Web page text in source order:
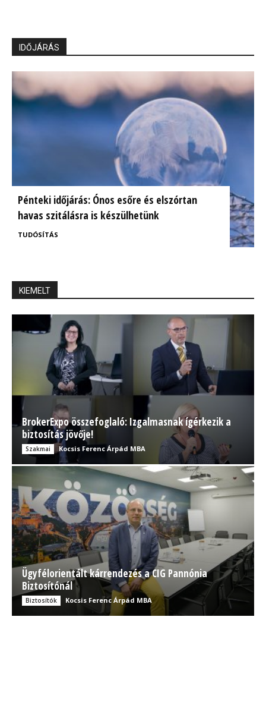
IDŐJÁRÁS
Pénteki időjárás: Ónos esőre és elszórtan
havas szitálásra is készülhetünk
TUDÓSÍTÁS
KIEMELT
BrokerExpo összefoglaló: Izgalmasnak ígérkezik a
biztosítás jövője!
Szakmai Kocsis Ferenc Árpád MBA
Ügyfélorientált kárrendezés a CIG Pannónia
Biztosítónál
Biztosítók Kocsis Ferenc Árpád MBA